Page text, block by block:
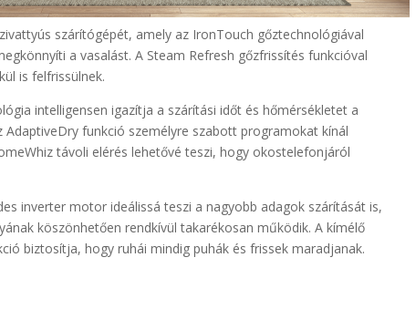
szárítógépét, amely az IronTouch gőztechnológiával
a vasalást. A Steam Refresh gőzfrissítés funkcióval
is felfrissülnek.
intelligensen igazítja a szárítási időt és hőmérsékletet a
funkció személyre szabott programokat kínál
távoli elérés lehetővé teszi, hogy okostelefonjáról
inverter motor ideálissá teszi a nagyobb adagok szárítását is,
köszönhetően rendkívül takarékosan működik. A kímélő
biztosítja, hogy ruhái mindig puhák és frissek maradjanak.